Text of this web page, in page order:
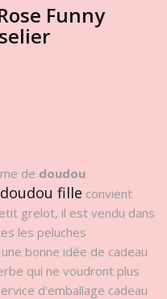
Funny
de doudou
doudou fille convient
grelot, il est vendu dans
les peluches
bonne idée de cadeau
qui ne voudront plus
d'emballage cadeau